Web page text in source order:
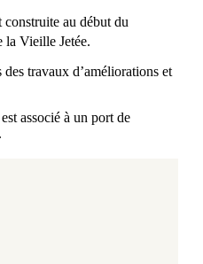
construite au début du
la Vieille Jetée.
travaux d’améliorations et
associé à un port de